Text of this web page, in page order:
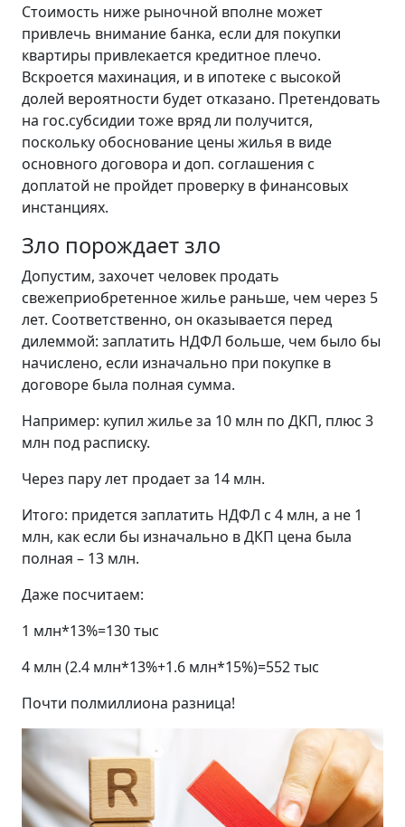
Стоимость ниже рыночной вполне может
привлечь внимание банка, если для покупки
квартиры привлекается кредитное плечо.
Вскроется махинация, и в ипотеке с высокой
долей вероятности будет отказано. Претендовать
на гос.субсидии тоже вряд ли получится,
поскольку обоснование цены жилья в виде
основного договора и доп. соглашения с
доплатой не пройдет проверку в финансовых
инстанциях.
Зло порождает зло
Допустим, захочет человек продать
свежеприобретенное жилье раньше, чем через 5
лет. Соответственно, он оказывается перед
дилеммой: заплатить НДФЛ больше, чем было бы
начислено, если изначально при покупке в
договоре была полная сумма.
Например: купил жилье за 10 млн по ДКП, плюс 3
млн под расписку.
Через пару лет продает за 14 млн.
Итого: придется заплатить НДФЛ с 4 млн, а не 1
млн, как если бы изначально в ДКП цена была
полная – 13 млн.
Даже посчитаем:
1 млн*13%=130 тыс
4 млн (2.4 млн*13%+1.6 млн*15%)=552 тыс
Почти полмиллиона разница!